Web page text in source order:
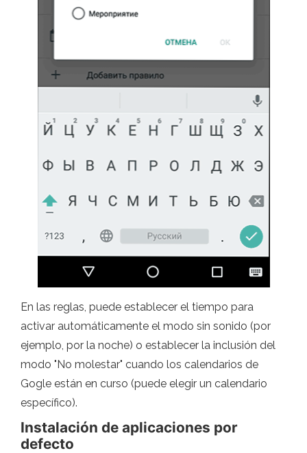
En las reglas, puede establecer el tiempo para
activar automáticamente el modo sin sonido (por
ejemplo, por la noche) o establecer la inclusión del
modo "No molestar" cuando los calendarios de
Gogle están en curso (puede elegir un calendario
específico).
Instalación de aplicaciones por
defecto